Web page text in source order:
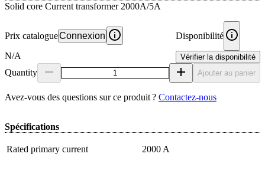
Solid core Current transformer 2000A/5A
Prix catalogueConnexion
N/A
Disponibilité
Vérifier la disponibilité
Quantity Ajouter au panier
Avez‑vous des questions sur ce produit ? Contactez‑nous
Spécifications
Rated primary current 2000 A